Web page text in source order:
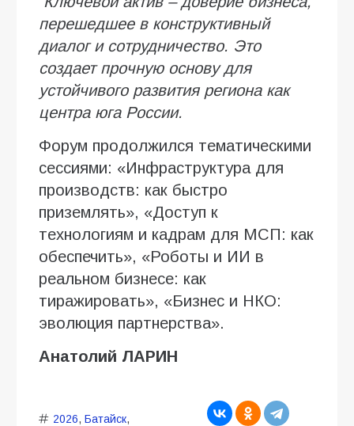
перешедшее в конструктивный
диалог и сотрудничество. Это
создает прочную основу для
устойчивого развития региона как
центра юга России.
Форум продолжился тематическими
сессиями: «Инфраструктура для
производств: как быстро
приземлять», «Доступ к
технологиям и кадрам для МСП: как
обеспечить», «Роботы и ИИ в
реальном бизнесе: как
тиражировать», «Бизнес и НКО:
эволюция партнерства».
Анатолий ЛАРИН
2026, Батайск,